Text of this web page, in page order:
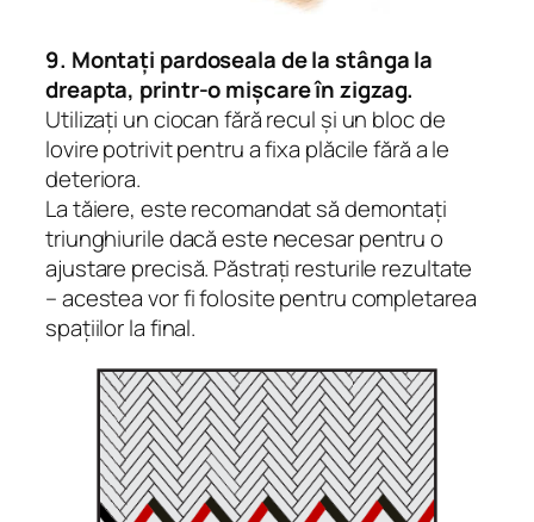
9. Montați pardoseala de la stânga la
dreapta, printr-o mișcare în zigzag.
Utilizați un ciocan fără recul și un bloc de
lovire potrivit pentru a fixa plăcile fără a le
deteriora.
La tăiere, este recomandat să demontați
triunghiurile dacă este necesar pentru o
ajustare precisă. Păstrați resturile rezultate
– acestea vor fi folosite pentru completarea
spațiilor la final.